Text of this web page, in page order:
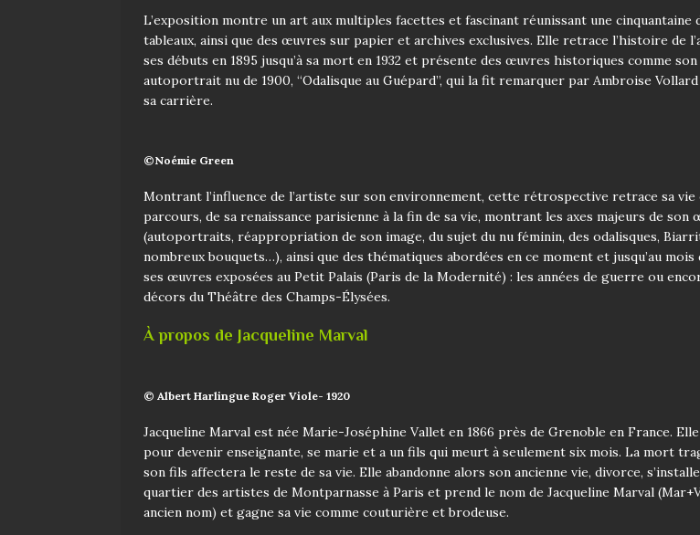
L’exposition montre un art aux multiples facettes et fascinant réunissant une cinquantaine
tableaux, ainsi que des œuvres sur papier et archives exclusives. Elle retrace l’histoire de
ses débuts en 1895 jusqu’à sa mort en 1932 et présente des œuvres historiques comme son
autoportrait nu de 1900, “Odalisque au Guépard”, qui la fit remarquer par Ambroise
sa carrière.
©Noémie Green
Montrant l’influence de l’artiste sur son environnement, cette rétrospective retrace sa vie
parcours, de sa renaissance parisienne à la fin de sa vie, montrant les axes majeurs de son
(autoportraits, réappropriation de son image, du sujet du nu féminin, des odalisques,
nombreux bouquets…), ainsi que des thématiques abordées en ce moment et jusqu’au mois
ses œuvres exposées au Petit Palais (Paris de la Modernité) : les années de guerre ou
décors du Théâtre des Champs-Élysées.
À propos de Jacqueline Marval
© Albert Harlingue Roger Viole- 1920
Jacqueline Marval est née Marie-Joséphine Vallet en 1866 près de Grenoble en France.
pour devenir enseignante, se marie et a un fils qui meurt à seulement six mois. La mort
son fils affectera le reste de sa vie. Elle abandonne alors son ancienne vie, divorce,
quartier des artistes de Montparnasse à Paris et prend le nom de Jacqueline Marval
ancien nom) et gagne sa vie comme couturière et brodeuse.